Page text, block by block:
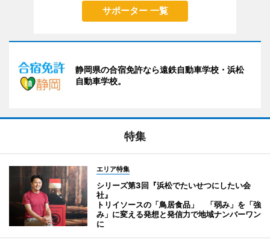
サポーター 一覧
静岡県の合宿免許なら遠鉄自動車学校・浜松
自動車学校。
特集
エリア特集
シリーズ第3回『浜松でたいせつにしたい会
社』
トリイソースの「鳥居食品」 「弱み」を「強
み」に変える発想と発信力で地域ナンバーワン
に